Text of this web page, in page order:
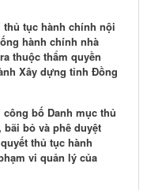
thủ tục hành chính nội
hành chính nhà
thuộc thẩm quyền
Xây dựng tỉnh Đồng
công bố Danh mục thủ
bỏ và phê duyệt
thủ tục hành
vi quản lý của